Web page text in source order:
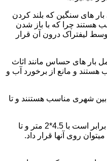
های سنگین که بلند کردن
هستند چرا که با باز شدن
لیفتراک درون آن قرار
بار های حساس مانند اثاث
هستند و مانع از برخورد آب و
شهری مناسب هستنند و تا
ابعاد بارگیر خاور ها به طور متوسط برابر است با 4.5*2 متر و تا